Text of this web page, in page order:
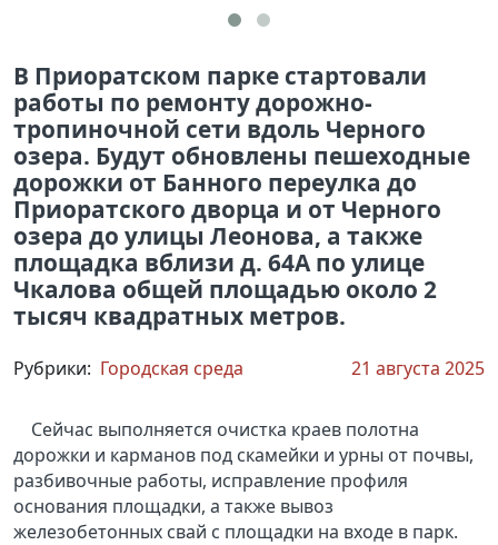
В Приоратском парке стартовали
работы по ремонту дорожно-
тропиночной сети вдоль Черного
озера. Будут обновлены пешеходные
дорожки от Банного переулка до
Приоратского дворца и от Черного
озера до улицы Леонова, а также
площадка вблизи д. 64А по улице
Чкалова общей площадью около 2
тысяч квадратных метров.
Рубрики: Городская среда 21 августа 2025
Сейчас выполняется очистка краев полотна
дорожки и карманов под скамейки и урны от почвы,
разбивочные работы, исправление профиля
основания площадки, а также вывоз
железобетонных свай с площадки на входе в парк.